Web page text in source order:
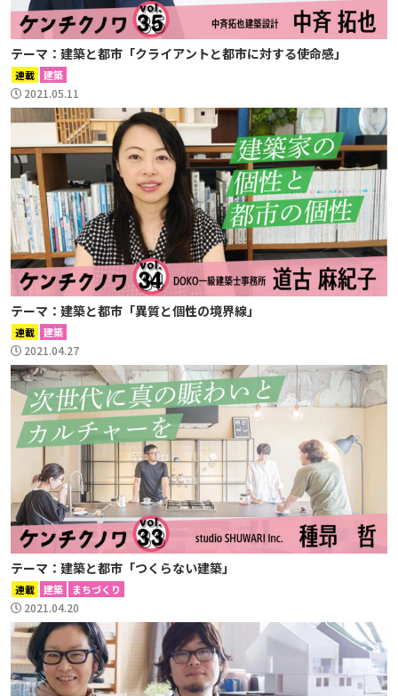
テーマ：建築と都市「クライアントと都市に対する使命感」
連載 建築
2021.05.11
テーマ：建築と都市「異質と個性の境界線」
連載 建築
2021.04.27
テーマ：建築と都市「つくらない建築」
連載 建築 まちづくり
2021.04.20